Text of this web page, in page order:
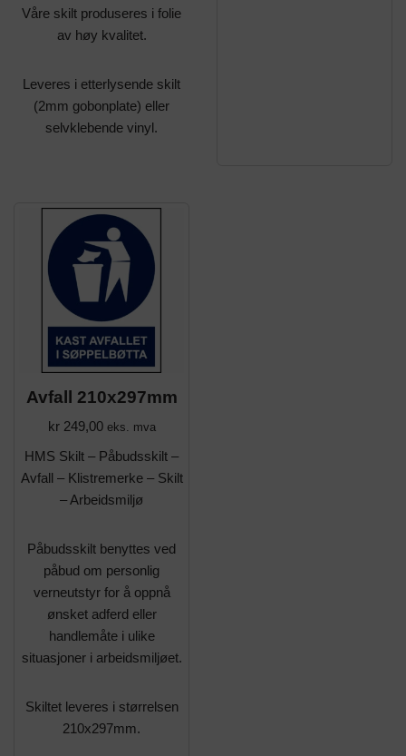
Våre skilt produseres i folie
av høy kvalitet.
Leveres i etterlysende skilt
(2mm gobonplate) eller
selvklebende vinyl.
Avfall 210x297mm
kr249,00 eks. mva
HMS Skilt – Påbudsskilt –
Avfall – Klistremerke – Skilt
– Arbeidsmiljø
Påbudsskilt benyttes ved
påbud om personlig
verneutstyr for å oppnå
ønsket adferd eller
handlemåte i ulike
situasjoner i arbeidsmiljøet.
Skiltet leveres i størrelsen
210x297mm.